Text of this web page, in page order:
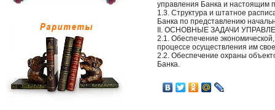
управления Банка и настоящим
1.3. Структура и штатное
Банка по представлению
II. ОСНОВНЫЕ ЗАДАЧИ
2.1. Обеспечение
процессе осуществления им
2.2. Обеспечение охраны
Банка.